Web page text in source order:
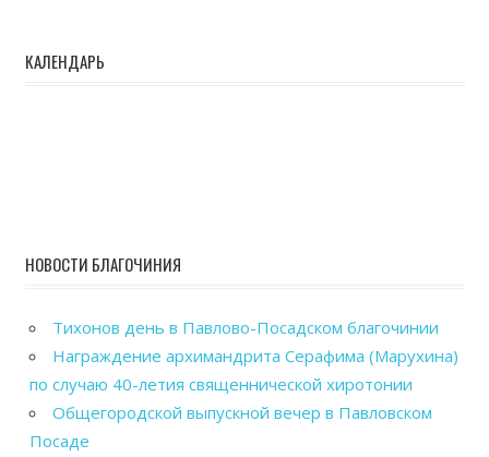
КАЛЕНДАРЬ
НОВОСТИ БЛАГОЧИНИЯ
Тихонов день в Павлово-Посадском благочинии
Награждение архимандрита Серафима (Марухина)
по случаю 40-летия священнической хиротонии
Общегородской выпускной вечер в Павловском
Посаде